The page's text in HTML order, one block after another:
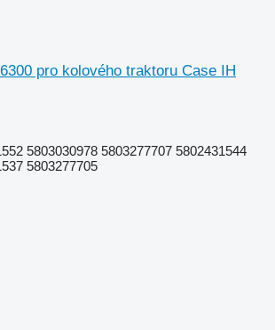
pro kolového traktoru Case IH
5803030978 5803277707 5802431544
5803277705